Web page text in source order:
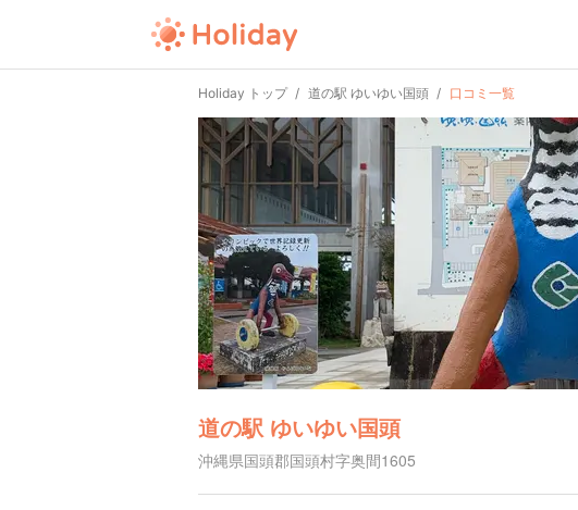
Holiday トップ 道の駅 ゆいゆい国頭 口コミ一覧
道の駅 ゆいゆい国頭
沖縄県国頭郡国頭村字奥間1605